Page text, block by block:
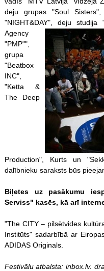
deju grupas "Soul Sisters",
"NIGHT&DAY", deju studija
Agency
"PMP"",
grupa
"Beatbox
INC",
"Ketta &
The Deep
Production", Kurts un
dalībnieku saraksts būs
Biļetes uz pasākumu
Serviss" kasēs, kā arī
"The CITY – pilsētvides
Institūts" sadarbībā ar
ADIDAS Originals.
Festivālu atbalsta: inbox.lv.